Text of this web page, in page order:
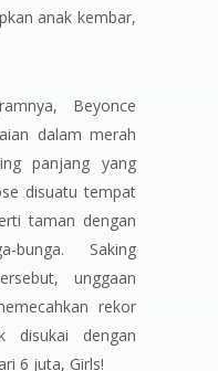
anak kembar,
Beyonce
dalam merah
panjang yang
disuatu tempat
taman dengan
bunga. Saking
unggaan
rekor
disukai dengan
6 juta, Girls!